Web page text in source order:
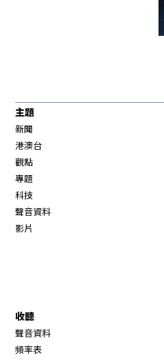
主題
新聞
港澳台
觀點
專題
科技
聲音資料
影片
收聽
聲音資料
頻率表